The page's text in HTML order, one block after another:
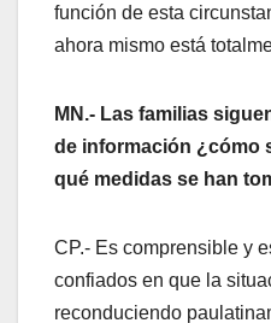
función de esta
ahora mismo está
MN.- Las familias
de información ¿cómo
qué medidas se han
CP.- Es comprensible y
confiados en que la
reconduciendo